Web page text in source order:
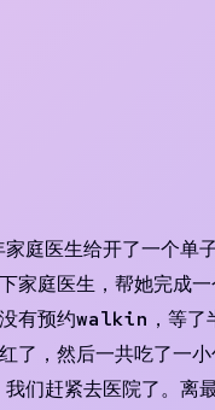
医生给开了一个单
家庭医生，帮她完成
有预约walkin，等了
了，然后一共吃了一
们赶紧去医院了。